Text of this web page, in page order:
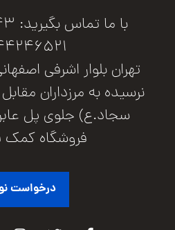
تهران بلوار اشرفی
نرسیده به مرزداران
فروشگاه کمک
درخواست